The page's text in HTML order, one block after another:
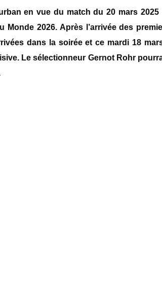
en vue du match du 20 mars
2026. Après l’arrivée des
dans la soirée et ce mardi 18
Le sélectionneur Gernot Rohr